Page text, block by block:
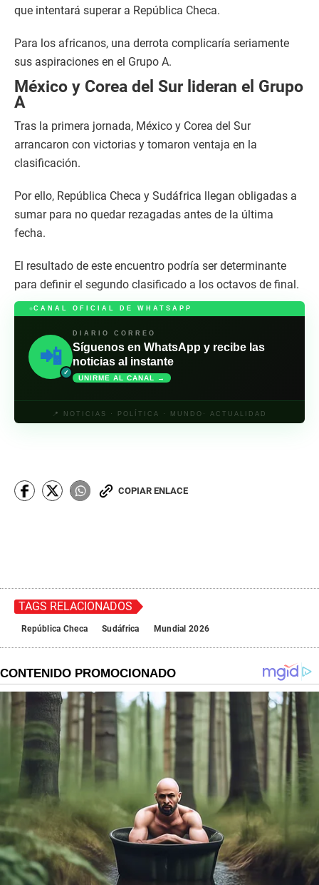
que intentará superar a República Checa.
Para los africanos, una derrota complicaría seriamente
sus aspiraciones en el Grupo A.
México y Corea del Sur lideran el Grupo
A
Tras la primera jornada, México y Corea del Sur
arrancaron con victorias y tomaron ventaja en la
clasificación.
Por ello, República Checa y Sudáfrica llegan obligadas a
sumar para no quedar rezagadas antes de la última
fecha.
El resultado de este encuentro podría ser determinante
para definir el segundo clasificado a los octavos de final.
CANAL OFICIAL DE WHATSAPP
📲
✓
DIARIO CORREO
Síguenos en WhatsApp y recibe las
noticias al instante
UNIRME AL CANAL →
📍 NOTICIAS · POLÍTICA · MUNDO· ACTUALIDAD
COPIAR ENLACE
TAGS RELACIONADOS
República Checa Sudáfrica Mundial 2026